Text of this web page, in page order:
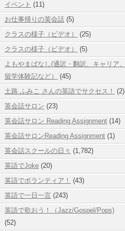
イベント (11)
お仕事帰りの英会話 (5)
クラスの様子（ビデオ）
(25)
クラスの様子（ビデオ）
(5)
よもやまばなし(通訳・翻訳、キャリア、
留学体験記など）
(45)
土路 ふみこ さんの英語でサクセス！
(2)
英会話サロン (23)
英会話サロン Reading Assignment (14)
英会話サロンReading Assignment (1)
英会話スクールの日々 (1,782)
英語でJoke (20)
英語でボランティア！
(43)
英語で一日一言 (243)
英語で歌おう！（Jazz/Gospel/Pops)
(52)